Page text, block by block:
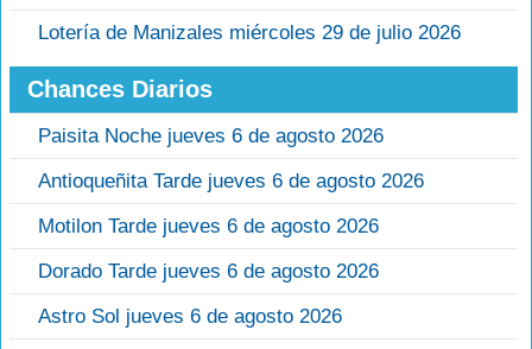
Lotería de Manizales miércoles 29 de julio 2026
Chances Diarios
Paisita Noche jueves 6 de agosto 2026
Antioqueñita Tarde jueves 6 de agosto 2026
Motilon Tarde jueves 6 de agosto 2026
Dorado Tarde jueves 6 de agosto 2026
Astro Sol jueves 6 de agosto 2026